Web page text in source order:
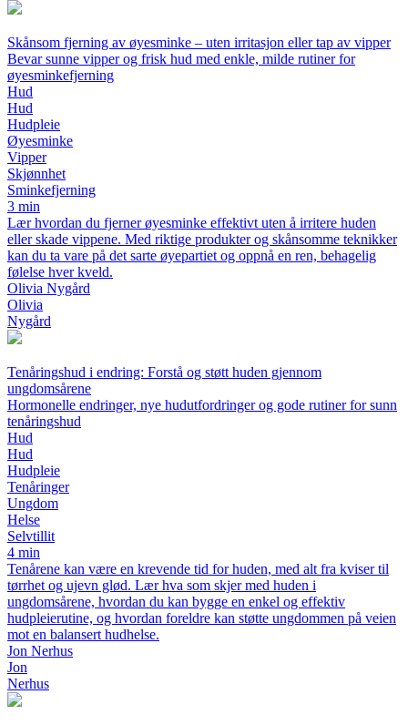
Skånsom fjerning av øyesminke – uten irritasjon eller tap av vipper
Bevar sunne vipper og frisk hud med enkle, milde rutiner for
øyesminkefjerning
Hud
Hud
Hudpleie
Øyesminke
Vipper
Skjønnhet
Sminkefjerning
3 min
Lær hvordan du fjerner øyesminke effektivt uten å irritere huden
eller skade vippene. Med riktige produkter og skånsomme teknikker
kan du ta vare på det sarte øyepartiet og oppnå en ren, behagelig
følelse hver kveld.
Olivia Nygård
Olivia
Nygård
Tenåringshud i endring: Forstå og støtt huden gjennom
ungdomsårene
Hormonelle endringer, nye hudutfordringer og gode rutiner for sunn
tenåringshud
Hud
Hud
Hudpleie
Tenåringer
Ungdom
Helse
Selvtillit
4 min
Tenårene kan være en krevende tid for huden, med alt fra kviser til
tørrhet og ujevn glød. Lær hva som skjer med huden i
ungdomsårene, hvordan du kan bygge en enkel og effektiv
hudpleierutine, og hvordan foreldre kan støtte ungdommen på veien
mot en balansert hudhelse.
Jon Nerhus
Jon
Nerhus